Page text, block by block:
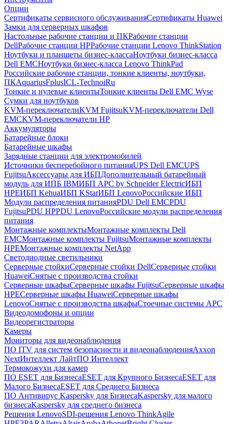
Опции
Сертификаты сервисного обслуживанияСертификаты Huawei
Замки для серверных шкафов
Настольные рабочие станции и ПКРабочие станции
DellРабочие станции HPРабочие станции Lenovo ThinkStation
Ноутбуки и планшеты бизнес-классаНоутбуки бизнес-класса
Dell EMCНоутбуки бизнес-класса Lenovo ThinkPad
Российские рабочие станции, тонкие клиенты, ноутбуки,
ПКAquariusFplusICL-TechnoiRu
Тонкие и нулевые клиентыТонкие клиенты Dell EMC Wyse
Сумки для ноутбуков
KVM-переключателиKVM FujitsuKVM-переключатели Dell
EMCKVM-переключатели HP
Аккумуляторы
Батарейные блоки
Батарейные шкафы
Зарядные станции для электромобилей
Источники бесперебойного питанияUPS Dell EMCUPS
FujitsuАксессуары для ИБПДополнительный батарейный
модуль для ИПБ IBMИБП APC by Schneider ElectricИБП
HPEИБП KehuaИБП KStarИБП LenovoРоссийские ИБП
Модули распределения питанияPDU Dell EMCPDU
FujitsuPDU HPPDU LenovoРоссийские модули распределения
питания
Монтажные комплектыМонтажные комплекты Dell
EMCМонтажные комплекты FujitsuМонтажные комплекты
HPEМонтажные комплекты NetApp
Светодиодные светильники
Серверные стойкиСерверные стойки DellСерверные стойки
HuaweiСнятые с производства стойки
Серверные шкафыСерверные шкафы FujitsuСерверные шкафы
HPEСерверные шкафы HuaweiСерверные шкафы
LenovoСнятые с производства шкафыСтоечные системы APC
Видеодомофоны и опции
Видеорегистраторы
Камеры
Мониторы для видеонаблюдения
ПО ITV для систем безопасности и видеонаблюденияAxxon
NextИнтеллект ЛайтПО Интеллект
Термокожухи для камер
ПО ESET для БизнесаESET для Крупного БизнесаESET для
Малого БизнесаESET для Среднего Бизнеса
ПО Антивирус Kaspersky для БизнесаKaspersky для малого
бизнесаKaspersky для среднего бизнеса
Решения LenovoSDI-решения Lenovo ThinkAgile